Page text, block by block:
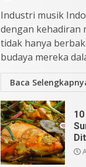
Industri musik
dengan kehadiran
tidak hanya
budaya mereka
Baca